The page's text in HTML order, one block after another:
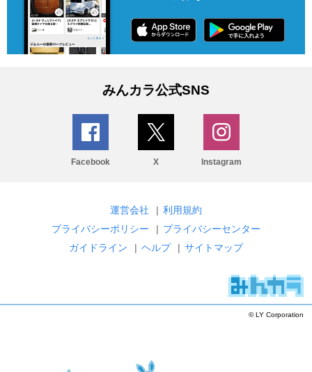
みんカラ公式SNS
Facebook X Instagram
運営会社 | 利用規約
プライバシーポリシー
| プライバシーセンター
ガイドライン
| ヘルプ | サイトマップ
© LY Corporation